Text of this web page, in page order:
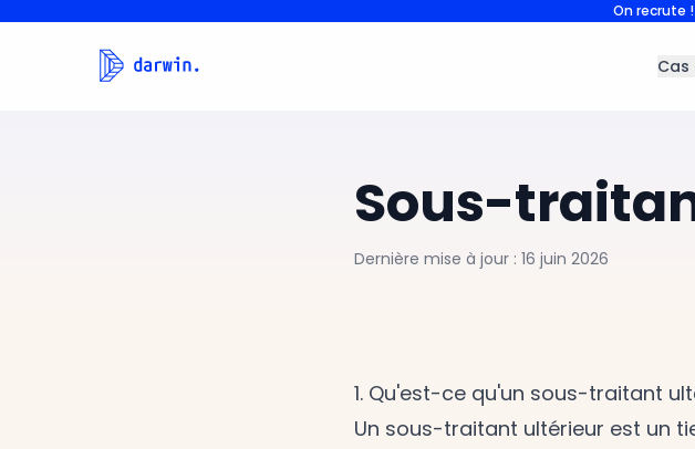
On recrute !
Sous-
Dernière mise à jour : 16 juin 2026
1. Qu'est-ce qu'un sous-traitant
Un sous-traitant ultérieur est un